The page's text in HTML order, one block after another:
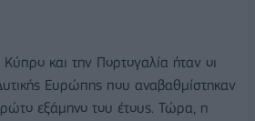
και την Πορτογαλία ήταν οι
Ευρώπης που αναβαθμίστηκαν
εξάμηνο του έτους. Τώρα, η